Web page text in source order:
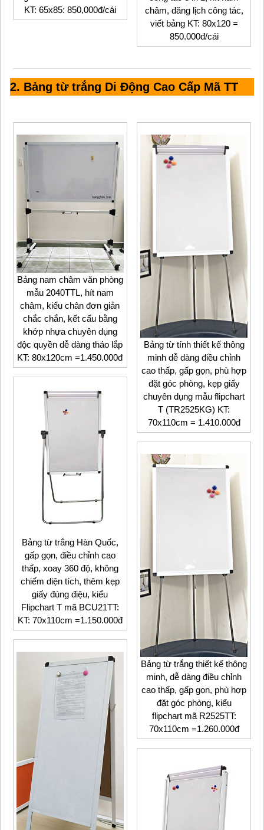
KT: 65x85: 850,000đ/cái
châm, đăng lịch công tác,
viết bảng KT: 80x120 =
850.000đ/cái
2. Bảng từ trắng Di Động Cao Cấp Mã TT
Bảng nam châm văn phòng
mẫu 2040TTL, hít nam
châm, kiểu chân đơn giản
chắc chắn, kết cấu bằng
khớp nhựa chuyên dụng
độc quyền dễ dàng tháo lắp
KT: 80x120cm =1.450.000đ
Bảng từ trắng Hàn Quốc,
gấp gọn, điều chỉnh cao
thấp, xoay 360 độ, không
chiếm diện tích, thêm kẹp
giấy đúng điệu, kiểu
Flipchart T mã BCU21TT:
KT: 70x110cm =1.150.000đ
Bảng từ tính thiết kế thông
minh dễ dàng điều chỉnh
cao thấp, gấp gọn, phù hợp
đặt góc phòng, kẹp giấy
chuyên dụng mẫu flipchart
T (TR2525KG) KT:
70x110cm = 1.410.000đ
Bảng từ trắng thiết kế thông
minh, dễ dàng điều chỉnh
cao thấp, gấp gọn, phù hợp
đặt góc phòng, kiểu
flipchart mã R2525TT:
70x110cm =1.260.000đ